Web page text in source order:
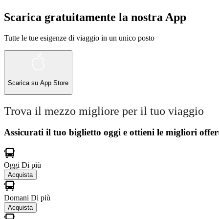
Scarica gratuitamente la nostra App
Tutte le tue esigenze di viaggio in un unico posto
Scarica su App Store
Trova il mezzo migliore per il tuo viaggio
Assicurati il ​​tuo biglietto oggi e ottieni le migliori
Oggi Di più
Acquista
Domani Di più
Acquista